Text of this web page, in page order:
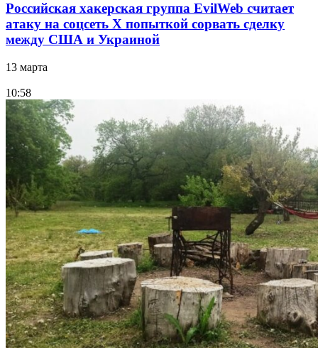
Российская хакерская группа EvilWeb считает
атаку на соцсеть Х попыткой сорвать сделку
между США и Украиной
13 марта
10:58